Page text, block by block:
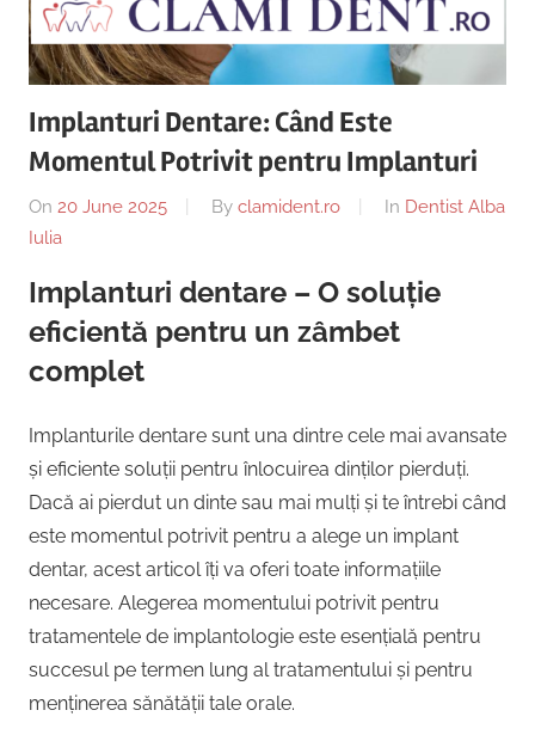
|
Centru
Implantologie
Copii,
Dentist,
Strada
Lăncrănjan
19,
România
+40754463365
Implanturi Dentare: Când Este
Momentul Potrivit pentru Implanturi
On 20 June 2025 By clamident.ro In Dentist Alba
Iulia
Implanturi dentare – O soluție
eficientă pentru un zâmbet
complet
Implanturile dentare sunt una dintre cele mai avansate
și eficiente soluții pentru înlocuirea dinților pierduți.
Dacă ai pierdut un dinte sau mai mulți și te întrebi când
este momentul potrivit pentru a alege un implant
dentar, acest articol îți va oferi toate informațiile
necesare. Alegerea momentului potrivit pentru
tratamentele de implantologie este esențială pentru
succesul pe termen lung al tratamentului și pentru
menținerea sănătății tale orale.